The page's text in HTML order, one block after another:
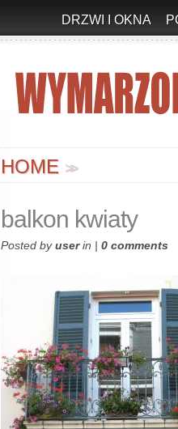
DRZWI I OKNA
HOME >>
balkon kwiaty
Posted byuserin | 0 comments